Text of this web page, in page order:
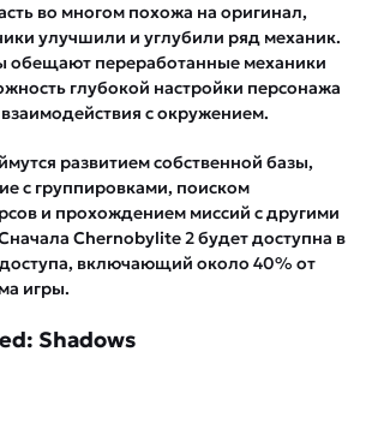
во многом похожа на оригинал,
улучшили и углубили ряд механик.
обещают переработанные механики
глубокой настройки персонажа
с окружением.
развитием собственной базы,
с группировками, поиском
и прохождением миссий с другими
Chernobylite 2 будет доступна в
включающий около 40% от
игры.
Shadows